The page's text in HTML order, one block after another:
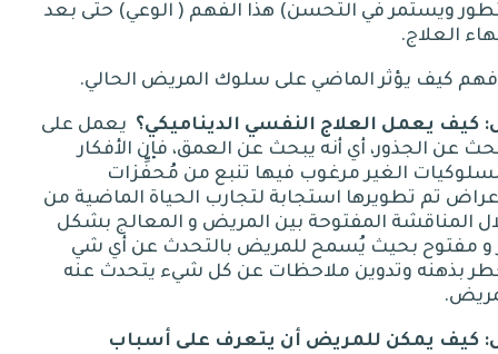
ويستمر في التحسن) هذا الفهم ( الوعي) حتى بعد
العلاج.
.
: كيف يعمل العلاج النفسي الديناميكي؟ يعمل على
عن الجذور، أي أنه يبحث عن العمق، فإن الأفكار
الغير مرغوب فيها تنبع من مُحفِّزات
تم تطويرها استجابة لتجارب الحياة الماضية من
المناقشة المفتوحة بين المريض و المعالج بشكل
و مفتوح بحيث يُسمح للمريض بالتحدث عن أي شي
بذهنه وتدوين ملاحظات عن كل شيء يتحدث عنه
.
: كيف يمكن للمريض أن يتعرف على أسباب